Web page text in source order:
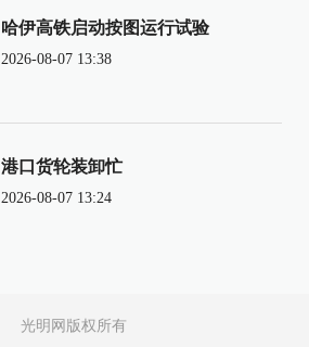
哈伊高铁启动按图运行试验
2026-08-07 13:38
港口货轮装卸忙
2026-08-07 13:24
光明网版权所有